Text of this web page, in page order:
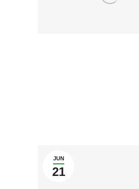
JUN
21